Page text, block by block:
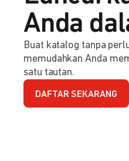
Anda
Buat katalog tanpa
memudahkan Anda
satu tautan.
DAFTAR SEKARANG